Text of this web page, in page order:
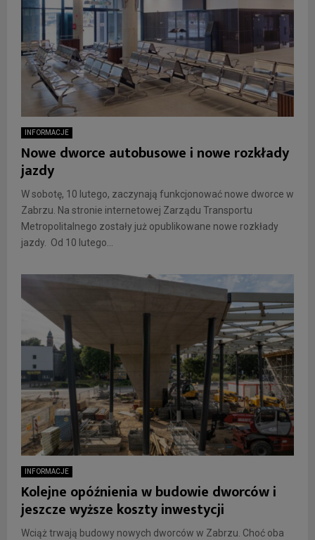
INFORMACJE
Nowe dworce autobusowe i nowe rozkłady
jazdy
W sobotę, 10 lutego, zaczynają funkcjonować nowe dworce w
Zabrzu. Na stronie internetowej Zarządu Transportu
Metropolitalnego zostały już opublikowane nowe rozkłady
jazdy. Od 10 lutego...
INFORMACJE
Kolejne opóźnienia w budowie dworców i
jeszcze wyższe koszty inwestycji
Wciąż trwają budowy nowych dworców w Zabrzu. Choć oba